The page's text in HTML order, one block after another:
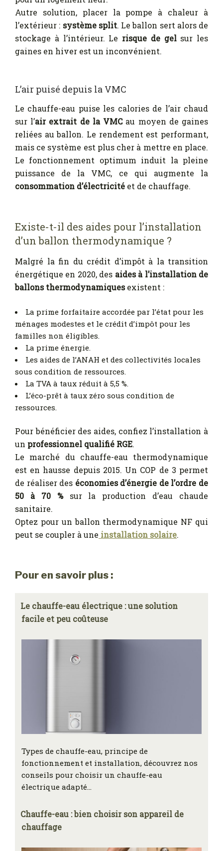
Autre solution, placer la pompe à chaleur à
l’extérieur : système split. Le ballon sert alors de
stockage à l’intérieur. Le risque de gelsur les
gaines en hiver est un inconvénient.
L’air puisé depuis la VMC
Le chauffe-eau puise les calories de l’air chaud
sur l’air extrait de la VMC au moyen de gaines
reliées au ballon. Le rendement est performant,
mais ce système est plus cher à mettre en place.
Le fonctionnement optimum induit la pleine
puissance de la VMC, ce qui augmente la
consommation d’électricité et de chauffage.
Existe-t-il des aides pour l’installation
d’un ballon thermodynamique ?
Malgré la fin du crédit d’impôt à la transition
énergétique en 2020, des aides à l’installation de
ballons thermodynamiquesexistent :
La prime forfaitaire accordée par l’état pour les
ménages modestes et le crédit d’impôt pour les
familles non éligibles.
La prime énergie.
Les aides de l’ANAH et des collectivités locales
sous condition de ressources.
La TVA à taux réduit à 5,5 %.
L’éco-prêt à taux zéro sous condition de
ressources.
Pour bénéficier des aides, confiez l’installation à
un professionnel qualifié RGE.
Le marché du chauffe-eau thermodynamique
est en hausse depuis 2015. Un COP de 3 permet
de réaliser des économies d’énergie de l’ordre de
50 à 70 %sur la production d’eau chaude
sanitaire.
Optez pour un ballon thermodynamique NF qui
peut se coupler à une installation solaire.
Pour en savoir plus :
Le chauffe-eau électrique : une solution
facile et peu coûteuse
Types de chauffe-eau, principe de
fonctionnement et installation, découvrez nos
conseils pour choisir un chauffe-eau
électrique adapté…
Chauffe-eau : bien choisir son appareil de
chauffage